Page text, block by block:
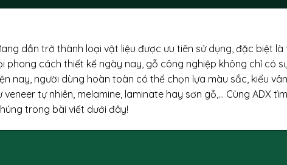
dần trở thành loại vật liệu được ưu tiên sử dụng, đặc biệt là
cách thiết kế ngày nay, gỗ công nghiệp không chỉ có
nay, người dùng hoàn toàn có thể chọn lựa màu sắc, kiểu
tự nhiên, melamine, laminate hay sơn gỗ,… Cùng ADX
trong bài viết dưới đây!